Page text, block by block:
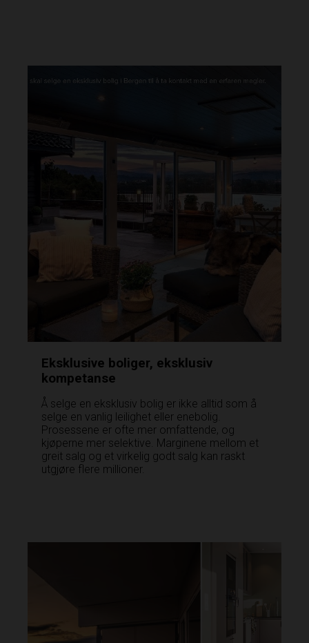
Eksklusive boliger, eksklusiv
kompetanse
Å selge en eksklusiv bolig er ikke alltid som å
selge en vanlig leilighet eller enebolig.
Prosessene er ofte mer omfattende, og
kjøperne mer selektive. Marginene mellom et
greit salg og et virkelig godt salg kan raskt
utgjøre flere millioner.